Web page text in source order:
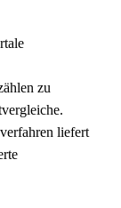
zu
liefert